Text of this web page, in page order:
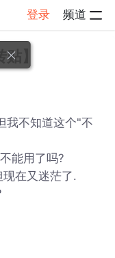
登录 频道
】
我不知道这个"不
能用了吗?
在又迷茫了.